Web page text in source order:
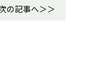
の記事へ